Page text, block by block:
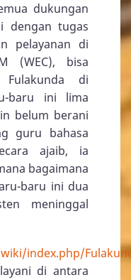
dukungan
dengan tugas
pelayanan di
(WEC), bisa
Fulakunda di
baru ini lima
belum berani
guru bahasa
ajaib, ia
bagaimana
baru ini dua
meninggal
index.php/
di antara